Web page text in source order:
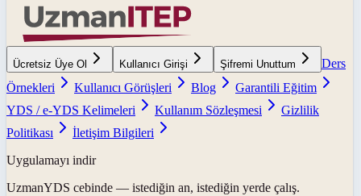
Ücretsiz Üye Ol Kullanıcı Girişi Şifremi Unuttum
Ders
Örnekleri
Kullanıcı Görüşleri Blog
Garantili Eğitim
YDS / e-YDS Kelimeleri
Kullanım Sözleşmesi
Gizlilik
Politikası
İletişim Bilgileri
Uygulamayı indir
UzmanYDS cebinde — istediğin an, istediğin yerde çalış.